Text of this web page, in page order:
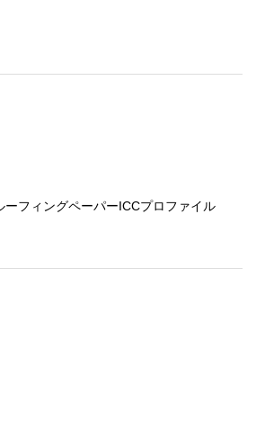
会社に帰属します。
ーフィングペーパーICCプロファイル